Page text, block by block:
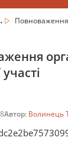
Повноваження
Автор: Волинець